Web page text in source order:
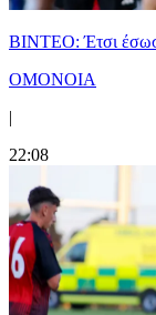
ΒΙΝΤΕΟ: Έτσι
ΟΜΟΝΟΙΑ
|
22:08